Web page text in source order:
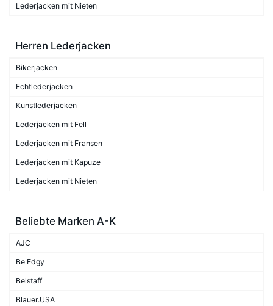
Lederjacken mit Nieten
Herren Lederjacken
Bikerjacken
Echtlederjacken
Kunstlederjacken
Lederjacken mit Fell
Lederjacken mit Fransen
Lederjacken mit Kapuze
Lederjacken mit Nieten
Beliebte Marken A-K
AJC
Be Edgy
Belstaff
Blauer.USA